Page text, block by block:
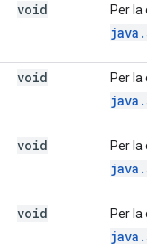
void Per
void Per
void Per
void Per